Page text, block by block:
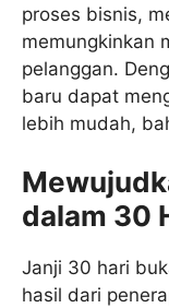
proses bisnis,
memungkinkan
pelanggan.
baru dapat
lebih mudah,
dalam 30
Janji 30 hari
hasil dari